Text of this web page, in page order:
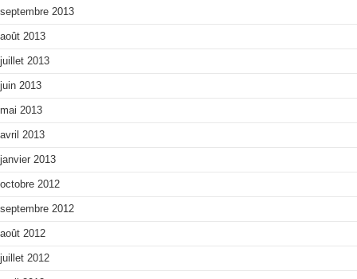
septembre 2013
août 2013
juillet 2013
juin 2013
mai 2013
avril 2013
janvier 2013
octobre 2012
septembre 2012
août 2012
juillet 2012